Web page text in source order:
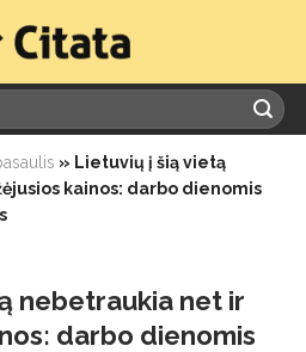
» Lietuvių į šią vietą
kainos: darbo dienomis
nebetraukia net ir
darbo dienomis